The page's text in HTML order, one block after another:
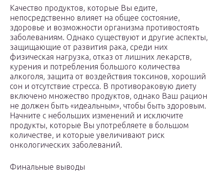
Качество продуктов, которые Вы едите,
непосредственно влияет на общее состояние,
здоровье и возможности организма противостоять
заболеваниям. Однако существуют и другие аспекты,
защищающие от развития рака, среди них
физическая нагрузка, отказ от лишних лекарств,
курения и потребления большого количества
алкоголя, защита от воздействия токсинов, хороший
сон и отсутствие стресса. В противораковую диету
включено множество продуктов, однако Ваш рацион
не должен быть «идеальным», чтобы быть здоровым.
Начните с небольших изменений и исключите
продукты, которые Вы употребляете в большом
количестве, и которые увеличивают риск
онкологических заболеваний.
Финальные выводы